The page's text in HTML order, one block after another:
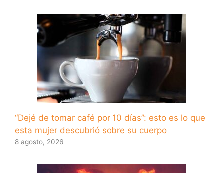
“Dejé de tomar café por 10 días”: esto es lo que
esta mujer descubrió sobre su cuerpo
8 agosto, 2026